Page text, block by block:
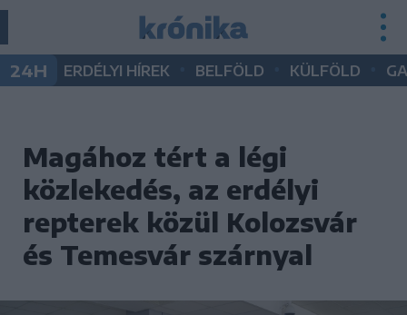
24H ERDÉLYI HÍREK BELFÖLD KÜLFÖLD
Magához tért a légi
közlekedés, az erdélyi
repterek közül Kolozsvár
és Temesvár szárnyal